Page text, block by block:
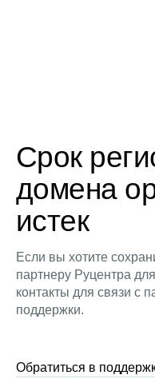
Срок
домена
истек
Если вы хотите
партнеру Руцентра
контакты для связи с
поддержки.
Обратиться в